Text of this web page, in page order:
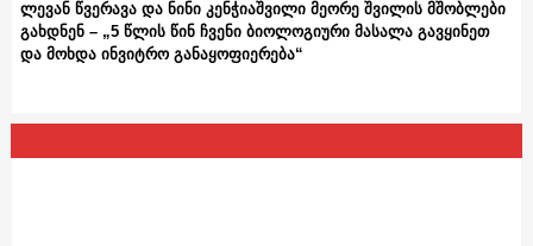
ლევან წვერავა და ნინი კენჭიაშვილი მეორე შვილის მშობლები
გახდნენ – „5 წლის წინ ჩვენი ბიოლოგიური მასალა გავყინეთ
და მოხდა ინვიტრო განაყოფიერება“